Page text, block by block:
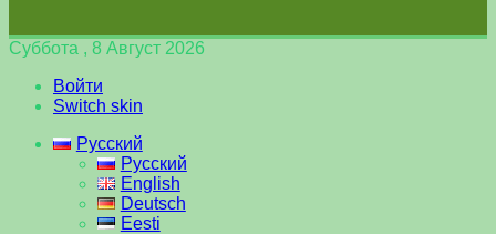
Суббота , 8 Август 2026
Войти
Switch skin
Русский
Русский
English
Deutsch
Eesti